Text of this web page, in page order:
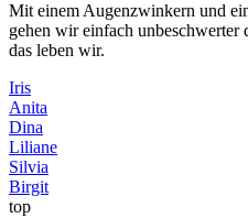
Mit einem Augenzwinkern und
gehen wir einfach
das leben wir.
Iris
Anita
Dina
Liliane
Silvia
Birgit
top